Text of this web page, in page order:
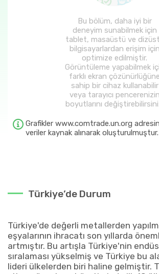
Bu bölüm, daha iyi bir
deneyim sunabilmek için
tablet, masaüstü ve
bilgisayarlardan erişim için
optimize edilmiştir.
Görüntüleme yapabilmek
farklı ekran çözünürlüğüne
sahip bir cihaz kullanabilir
veya tarayıcı pencerenizin
boyutlarını
Grafikler www.comtrade.un.org
veriler kaynak alınarak oluşturulmuştur.
Türkiye’de Durum
Türkiye'de değerli metallerden
eşyalarının ihracatı son yıllarda
artmıştır. Bu artışla Türkiye'nin
sıralaması yükselmiş ve Türkiye bu
lideri ülkelerden biri haline gelmiştir.